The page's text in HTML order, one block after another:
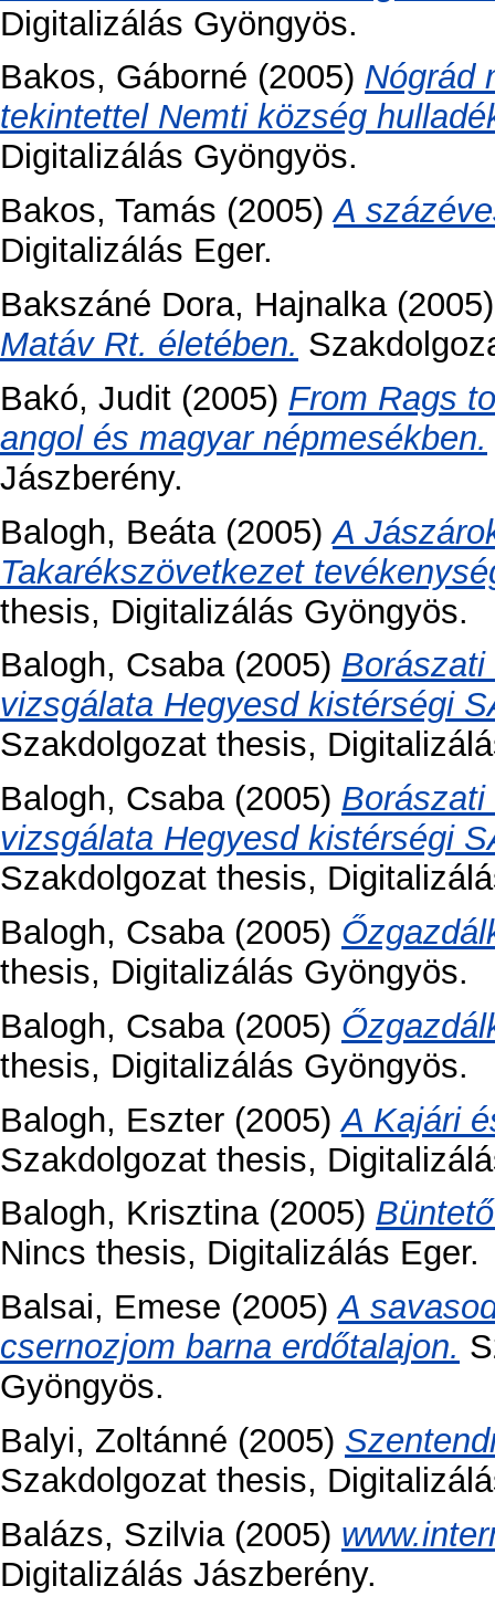
Digitalizálás Gyöngyös.
Bakos, Gáborné (2005) Nógrád
tekintettel Nemti község
Digitalizálás Gyöngyös.
Bakos, Tamás (2005)A
Digitalizálás Eger.
Bakszáné Dora, Hajnalka
Matáv Rt. életében.
Bakó, Judit (2005) From Rags
angol és magyar népmesékben.
Jászberény.
Balogh, Beáta(2005)A
Takarékszövetkezet
thesis, Digitalizálás Gyöngyös.
Balogh, Csaba(2005)
vizsgálata Hegyesd kistérségi
Szakdolgozat thesis,
Balogh, Csaba(2005)
vizsgálata Hegyesd kistérségi
Szakdolgozat thesis,
Balogh, Csaba(2005)
thesis, Digitalizálás Gyöngyös.
Balogh, Csaba(2005)
thesis, Digitalizálás Gyöngyös.
Balogh, Eszter (2005)A Kajári
Szakdolgozat thesis,
Balogh, Krisztina(2005)
Nincs thesis, Digitalizálás Eger.
Balsai, Emese (2005)A
csernozjom barna erdőtalajon.
Gyöngyös.
Balyi, Zoltánné (2005)
Szakdolgozat thesis,
Balázs, Szilvia(2005)
Digitalizálás Jászberény.